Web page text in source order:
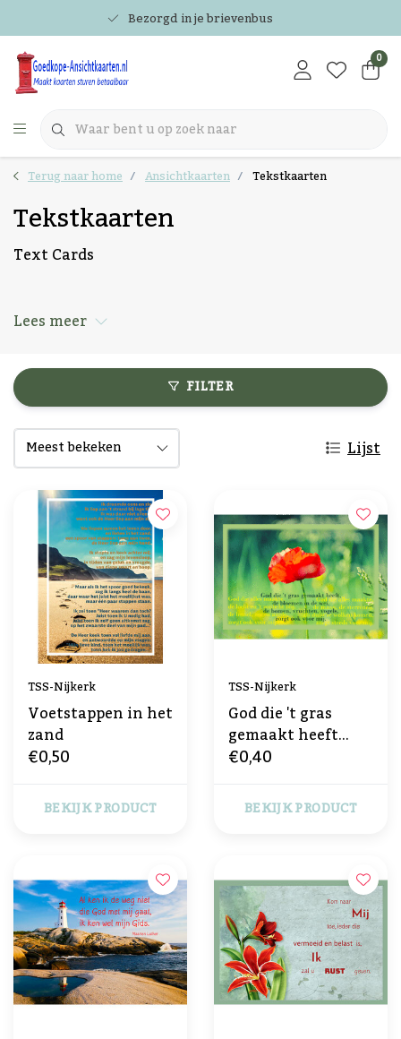
Bezorgd in je brievenbus
0
Terug naar home Ansichtkaarten Tekstkaarten
Tekstkaarten
Text Cards
Lees meer
FILTER
Lijst
TSS-Nijkerk
Voetstappen in het
zand
€0,50
BEKIJK PRODUCT
TSS-Nijkerk
God die 't gras
gemaakt heeft...
€0,40
BEKIJK PRODUCT